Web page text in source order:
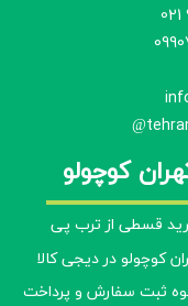
@
کوچولو
قسطی از ترب پی
کوچولو در دیجی کالا
ثبت سفارش و پرداخت